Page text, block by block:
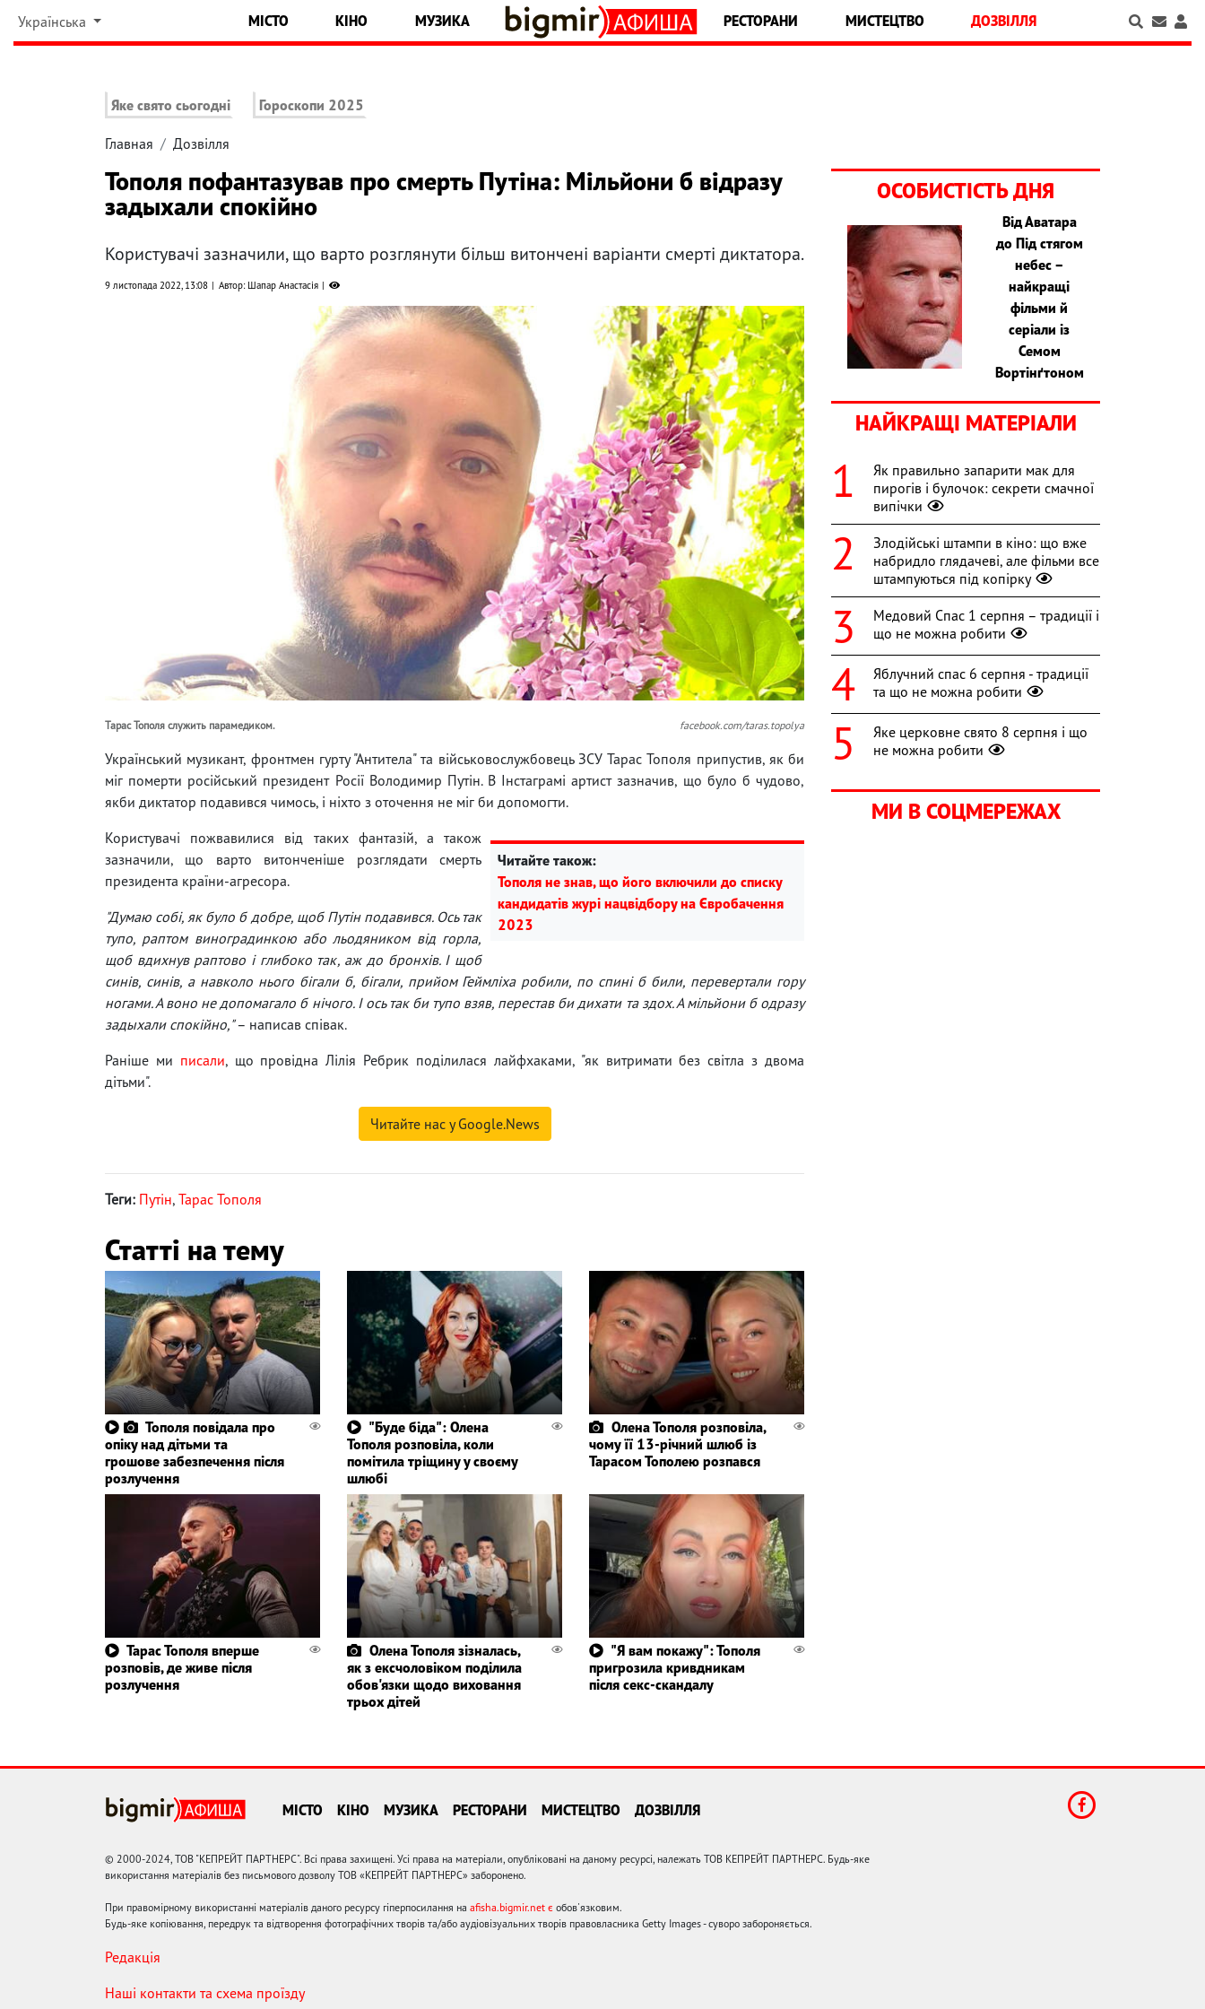
Українська МІСТО КІНО МУЗИКА РЕСТОРАНИ МИСТЕЦТВО ДОЗВІЛЛЯ
Яке свято сьогодні Гороскопи 2025
Главная Дозвілля
Тополя пофантазував про смерть Путіна: Мільйони б відразу
задыхали спокійно
Користувачі зазначили, що варто розглянути більш витончені варіанти смерті диктатора.
9 листопада 2022, 13:08 Автор: Шапар Анастасія
Тарас Тополя служить парамедиком. facebook.com/taras.topolya
Український музикант, фронтмен гурту "Антитела" та військовослужбовець ЗСУ Тарас Тополя припустив, як би
міг померти російський президент Росії Володимир Путін. В Інстаграмі артист зазначив, що було б чудово,
якби диктатор подавився чимось, і ніхто з оточення не міг би допомогти.
Читайте також:
Тополя не знав, що його включили до списку
кандидатів журі нацвідбору на Євробачення
2023
Користувачі пожвавилися від таких фантазій, а також
зазначили, що варто витонченіше розглядати смерть
президента країни-агресора.
"Думаю собі, як було б добре, щоб Путін подавився. Ось так
тупо, раптом виноградинкою або льодяником від горла,
щоб вдихнув раптово і глибоко так, аж до бронхів. І щоб
синів, синів, а навколо нього бігали б, бігали, прийом Геймліха робили, по спині б били, перевертали гору
ногами. А воно не допомагало б нічого. І ось так би тупо взяв, перестав би дихати та здох. А мільйони б одразу
задыхали спокійно,"– написав співак.
Раніше ми писали, що провідна Лілія Ребрик поділилася лайфхаками, "як витримати без світла з двома
дітьми".
Читайте нас у Google.News
Теги: Путін, Тарас Тополя
Статті на тему
Тополя повідала про
опіку над дітьми та
грошове забезпечення після
розлучення
"Буде біда": Олена
Тополя розповіла, коли
помітила тріщину у своєму
шлюбі
Олена Тополя розповіла,
чому її 13-річний шлюб із
Тарасом Тополею розпався
Тарас Тополя вперше
розповів, де живе після
розлучення
Олена Тополя зізналась,
як з ексчоловіком поділила
обов'язки щодо виховання
трьох дітей
"Я вам покажу": Тополя
пригрозила кривдникам
після секс-скандалу
ОСОБИСТІСТЬ ДНЯ
Від Аватара
до Під стягом
небес –
найкращі
фільми й
серіали із
Семом
Вортінґтоном
НАЙКРАЩІ МАТЕРІАЛИ
Як правильно запарити мак для
пирогів і булочок: секрети смачної
випічки
Злодійські штампи в кіно: що вже
набридло глядачеві, але фільми все
штампуються під копірку
Медовий Спас 1 серпня – традиції і
що не можна робити
Яблучний спас 6 серпня - традиції
та що не можна робити
Яке церковне свято 8 серпня і що
не можна робити
МИ В СОЦМЕРЕЖАХ
МІСТО КІНО МУЗИКА РЕСТОРАНИ МИСТЕЦТВО ДОЗВІЛЛЯ
© 2000-2024, ТОВ "КЕПРЕЙТ ПАРТНЕРС". Всі права захищені. Усі права на матеріали, опубліковані на даному ресурсі, належать ТОВ КЕПРЕЙТ ПАРТНЕРС. Будь-яке
використання матеріалів без письмового дозволу ТОВ «КЕПРЕЙТ ПАРТНЕРС» заборонено.
При правомірному використанні матеріалів даного ресурсу гіперпосилання на afisha.bigmir.net є обов'язковим.
Будь-яке копіювання, передрук та відтворення фотографічних творів та/або аудіовізуальних творів правовласника Getty Images - суворо забороняється.
Редакція
Наші контакти та схема проїзду